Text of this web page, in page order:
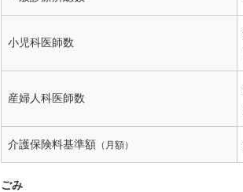
小児科医師数
産婦人科医師数
介護保険料基準額 （月額）
ごみ